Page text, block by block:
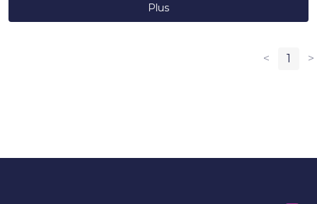
Plus
< 1 >